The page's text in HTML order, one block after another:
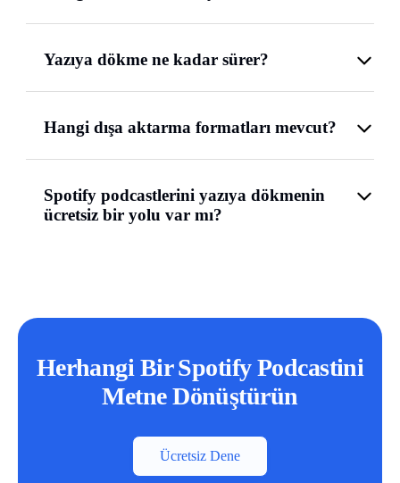
Yazıya dökme ne kadar sürer?
Hangi dışa aktarma formatları mevcut?
Spotify podcastlerini yazıya dökmenin
ücretsiz bir yolu var mı?
Herhangi Bir Spotify Podcastini
Metne Dönüştürün
Ücretsiz Dene